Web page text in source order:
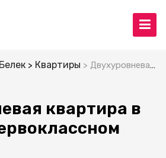
Белек Квартиры Двухуровневая квартира в Белеке в первоклассном комплексе
квартира в